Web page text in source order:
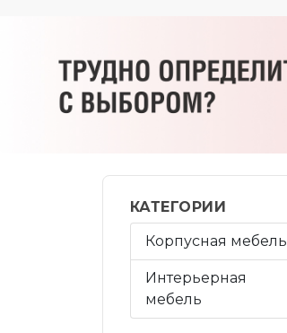
КАТЕГОРИИ
Корпусная мебель
Интерьерная
мебель